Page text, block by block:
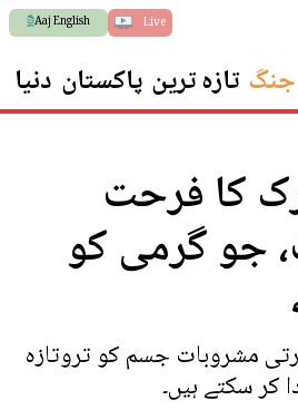
Live
Aaj English
جنگ تازہ ترین پاکستان دنیا
کا فرحت
جو گرمی کو
مشروبات جسم کو تروتازہ
کر سکتے ہیں۔